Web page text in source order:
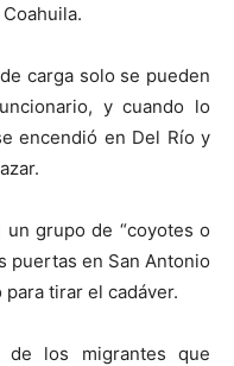
carga solo se pueden
y cuando lo
encendió en Del Río y
grupo de “coyotes o
puertas en San Antonio
tirar el cadáver.
de los migrantes que